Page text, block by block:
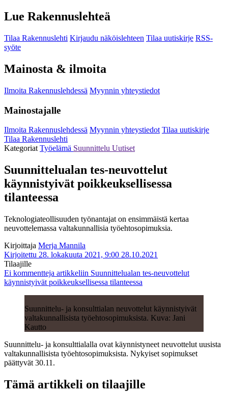
Lue Rakennuslehteä
Tilaa Rakennuslehti Kirjaudu näköislehteen Tilaa uutiskirje RSS-
syöte
Mainosta & ilmoita
Ilmoita Rakennuslehdessä Myynnin yhteystiedot
Mainostajalle
Ilmoita Rakennuslehdessä Myynnin yhteystiedot Tilaa uutiskirje
Tilaa Rakennuslehti
KategoriatTyöelämä Suunnittelu Uutiset
Suunnittelualan tes-neuvottelut
käynnistyivät poikkeuksellisessa
tilanteessa
Teknologiateollisuuden työnantajat on ensimmäistä kertaa
neuvottelemassa valtakunnallisia työehtosopimuksia.
Kirjoittaja Merja Mannila
Kirjoitettu 28. lokakuuta 2021, 9:00 28.10.2021
Tilaajille
Ei kommentteja artikkeliin Suunnittelualan tes-neuvottelut
käynnistyivät poikkeuksellisessa tilanteessa
Suunnittelu- ja konsulttialan neuvottelut käynnistyivät
valtakunnallisista työehtosopimuksista. Kuva: Jani
Kautto
Suunnittelu- ja konsulttialalla ovat käynnistyneet neuvottelut uusista
valtakunnallisista työehtosopimuksista. Nykyiset sopimukset
päättyvät 30.11.
Tämä artikkeli on tilaajille